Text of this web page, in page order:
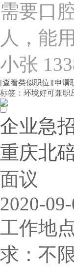
需要口
人，能
小张
[查看类似职位][申请
标签： 环境好可兼职
企业急
重庆北
面议
2020-
工作地点
求：不